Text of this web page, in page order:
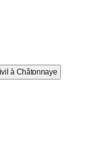
à Châtonnaye